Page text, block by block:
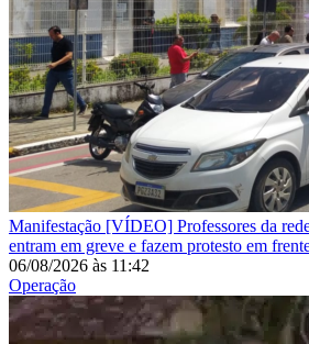
Manifestação [VÍDEO] Professores da
entram em greve e fazem protesto em
06/08/2026 às 11:42
Operação